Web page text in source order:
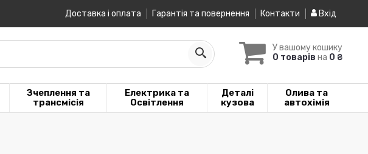
Доставка і оплата Гарантія та повернення Контакти Вхід
У вашому кошику
0 товарів на 0 ₴
Зчеплення та
трансмісія
Електрика та
Освітлення
Деталі
кузова
Олива та
автохімія